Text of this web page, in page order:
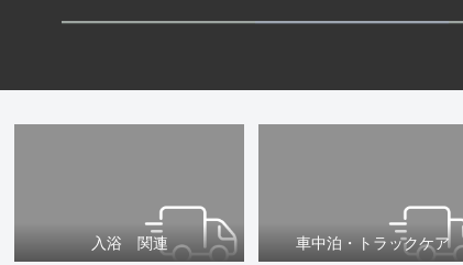
入浴 関連 車中泊・トラックケア